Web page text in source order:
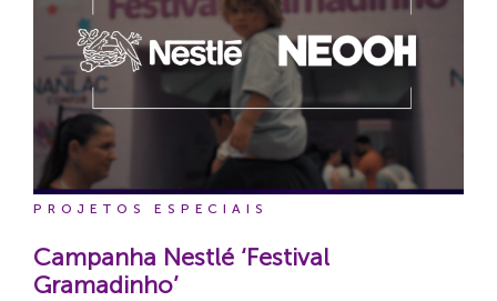
PROJETOS ESPECIAIS
Campanha Nestlé ‘Festival
Gramadinho’